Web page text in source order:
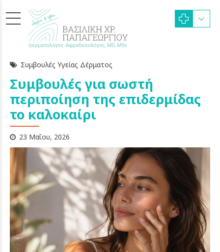
Συμβουλές Υγείας Δέρματος
Συμβουλές για σωστή
περιποίηση της επιδερμίδας
το καλοκαίρι
23 Μαΐου, 2026